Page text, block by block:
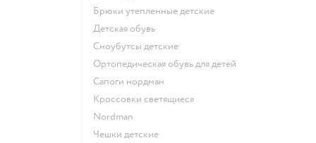
Брюки утепленные детские
Детская обувь
Сноубутсы детские
Ортопедическая обувь для детей
Сапоги нордман
Кроссовки светящиеся
Nordman
Чешки детские